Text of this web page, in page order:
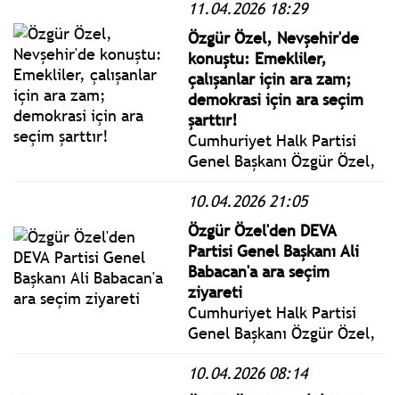
Ümit Özdağ’ı Zafer Partisi
Genel Merkezi’nde ziyaret
etti.: “Siyasi Etik Yasası
Konusunda AK Parti’nin
Sessiz Kalması Çok
Manidar.”
11.04.2026 18:29
Özgür Özel, Nevşehir'de
konuştu: Emekliler,
çalışanlar için ara zam;
demokrasi için ara seçim
şarttır!
Cumhuriyet Halk Partisi
Genel Başkanı Özgür Özel,
gerçekleştirilen Millet
İradesine Sahip Çıkıyor
Mitinginde konuştu.
10.04.2026 21:05
Özgür Özel'den DEVA
Partisi Genel Başkanı Ali
Babacan'a ara seçim
ziyareti
Cumhuriyet Halk Partisi
Genel Başkanı Özgür Özel,
Ali Babacan ile partisinin
10.04.2026 08:14